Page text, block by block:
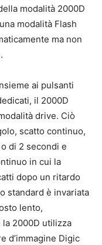
modalità 2000D
modalità Flash
ma non
ai pulsanti
il 2000D
drive. Ciò
scatto continuo,
di 2 secondi e
in cui la
dopo un ritardo
standard è invariata
lento,
2000D utilizza
d’immagine Digic